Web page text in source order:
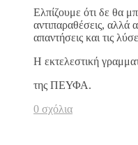
Ελπίζουμε ότι δε θα
αντιπαραθέσεις, αλλά
απαντήσεις και τις
Η εκτελεστική
της ΠΕΥΦΑ.
0 σχόλια